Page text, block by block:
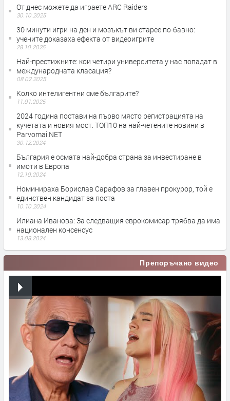
От днес можете да играете ARC Raiders
30.10.2025
30 минути игри на ден и мозъкът ви старее по-бавно:
учените доказаха ефекта от видеоигрите
28.10.2025
Най-престижните: кои четири университета у нас попадат в
международната класация?
08.02.2025
Колко интелигентни сме българите?
11.01.2025
2024 година постави на първо място регистрацията на
кучетата и новия мост. ТОП10 на най-четените новини в
Parvomai.NET
30.12.2024
България е осмата най-добра страна за инвестиране в
имоти в Европа
12.10.2024
Номинираха Борислав Сарафов за главен прокурор, той е
единствен кандидат за поста
10.10.2024
Илиана Иванова: За следващия еврокомисар трябва да има
национален консенсус
13.08.2024
Препоръчано видео